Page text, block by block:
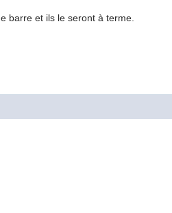
barre et ils le seront à terme.